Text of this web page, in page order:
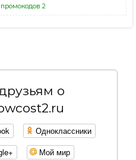
2
о
Одноклассники
Мой мир